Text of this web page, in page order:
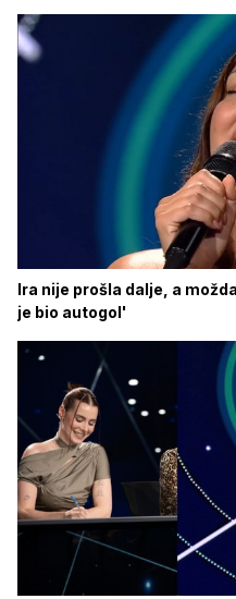
Ira nije prošla dalje, a
je bio autogol'